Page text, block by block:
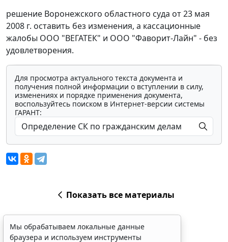
решение Воронежского областного суда от 23 мая
2008 г. оставить без изменения, а кассационные
жалобы ООО "ВЕГАТЕК" и ООО "Фаворит-Лайн" - без
удовлетворения.
Для просмотра актуального текста документа и
получения полной информации о вступлении в силу,
изменениях и порядке применения документа,
воспользуйтесь поиском в Интернет-версии системы
ГАРАНТ:
Показать все материалы
Мы обрабатываем локальные данные
браузера и используем инструменты